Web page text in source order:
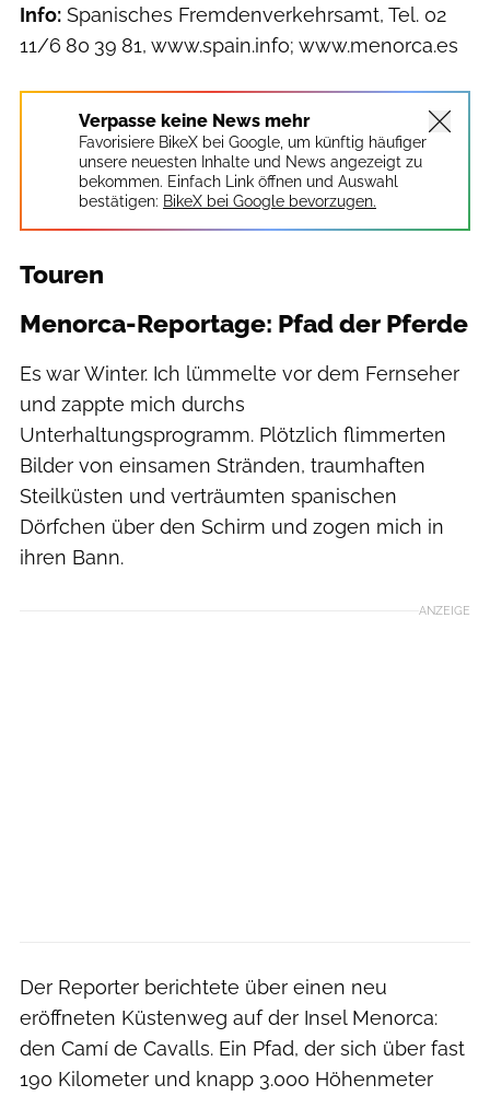
Info: Spanisches Fremdenverkehrsamt, Tel. 02
11/6 80 39 81, www.spain.info; www.menorca.es
Verpasse keine News mehr
Favorisiere BikeX bei Google, um künftig häufiger
unsere neuesten Inhalte und News angezeigt zu
bekommen. Einfach Link öffnen und Auswahl
bestätigen: BikeX bei Google bevorzugen.
Touren
Menorca-Reportage: Pfad der Pferde
Es war Winter. Ich lümmelte vor dem Fernseher
und zappte mich durchs
Unterhaltungsprogramm. Plötzlich flimmerten
Bilder von einsamen Stränden, traumhaften
Steilküsten und verträumten spanischen
Dörfchen über den Schirm und zogen mich in
ihren Bann.
ANZEIGE
Der Reporter berichtete über einen neu
eröffneten Küstenweg auf der Insel Menorca:
den Camí de Cavalls. Ein Pfad, der sich über fast
190 Kilometer und knapp 3.000 Höhenmeter